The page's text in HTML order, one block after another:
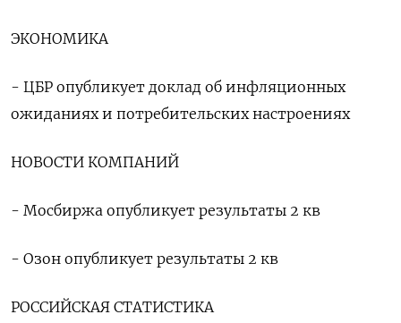
ЭКОНОМИКА
- ЦБР опубликует доклад об инфляционных
ожиданиях и потребительских настроениях
НОВОСТИ КОМПАНИЙ
- Мосбиржа опубликует результаты 2 кв
- Озон опубликует результаты 2 кв
РОССИЙСКАЯ СТАТИСТИКА